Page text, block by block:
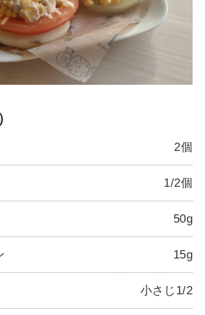
2個
1/2個
50g
15g
小さじ1/2